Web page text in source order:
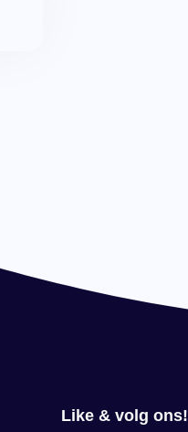
Like & volg ons!